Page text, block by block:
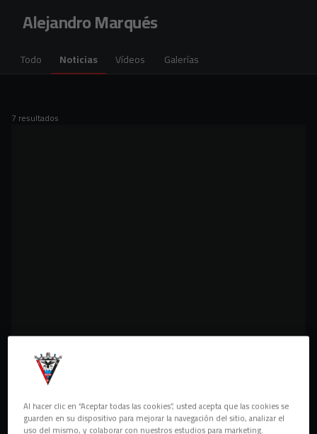
Alejandro Marqués
Todo Noticias Vídeos Galerías
7 resultados
Alejandro Marqués, citado con la selección
absoluta de Venezuela
Al hacer clic en “Aceptar todas las cookies”, usted acepta que las cookies se
guarden en su dispositivo para mejorar la navegación del sitio, analizar el
uso del mismo, y colaborar con nuestros estudios para marketing.